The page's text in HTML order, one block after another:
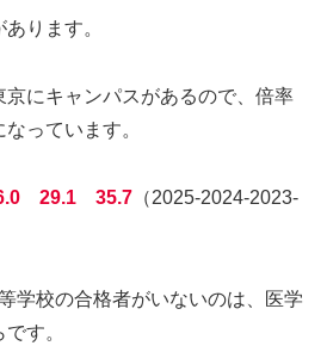
ります。
京にキャンパスがあるので、倍率
っています。
29.1 35.7 （2025-2024-2023-
学校の合格者がいないのは、医学
す。